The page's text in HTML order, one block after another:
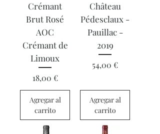
Crémant
Brut Rosé
AOC
Crémant de
Limoux
Precio
18,00 €
Agregar al
carrito
Château
Pédesclaux -
Pauillac -
2019
Precio
54,00 €
Agregar al
carrito